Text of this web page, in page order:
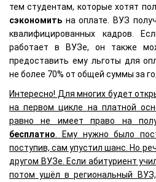
тем студентам, которые хотят
сэкономить на оплате. ВУЗ
квалифицированных кадров.
работает в ВУЗе, он также
предоставить ему льготы для
не более 70% от общей суммы за
Интересно! Для многих будет
на первом цикле на платной
равно не имеет право на
бесплатно . Ему нужно было
поступив, сам упустил шанс. Но
другом ВУЗе. Если абитуриент
потом ушёл в региональный